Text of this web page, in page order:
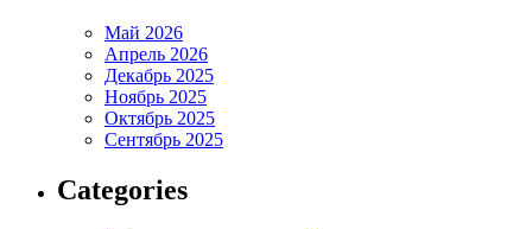
Май 2026
Апрель 2026
Декабрь 2025
Ноябрь 2025
Октябрь 2025
Сентябрь 2025
Categories